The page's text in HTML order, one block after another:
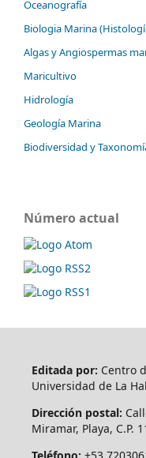
Oceanografía
Biologia Marina
Algas y Angiospermas
Maricultivo
Hidrología
Geología Marina
Biodiversidad y
Número actual
Editada por: Centro
Universidad de La
Dirección postal:
Miramar, Playa, C.P.